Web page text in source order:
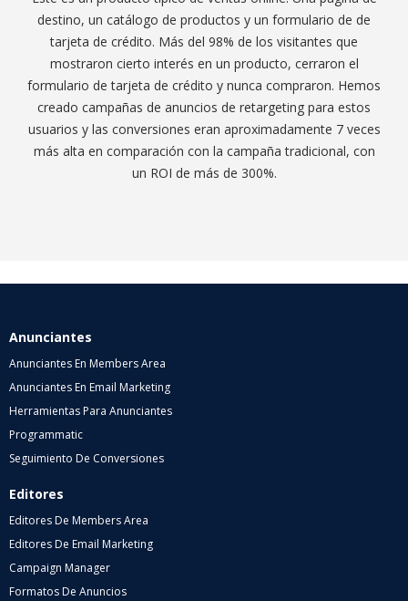
destino, un catálogo de productos y un formulario de de
tarjeta de crédito. Más del 98% de los visitantes que
mostraron cierto interés en un producto, cerraron el
formulario de tarjeta de crédito y nunca compraron. Hemos
creado campañas de anuncios de retargeting para estos
usuarios y las conversiones eran aproximadamente 7 veces
más alta en comparación con la campaña tradicional, con
un ROI de más de 300%.
Anunciantes
Anunciantes En Members Area
Anunciantes En Email Marketing
Herramientas Para Anunciantes
Programmatic
Seguimiento De Conversiones
Editores
Editores De Members Area
Editores De Email Marketing
Campaign Manager
Formatos De Anuncios